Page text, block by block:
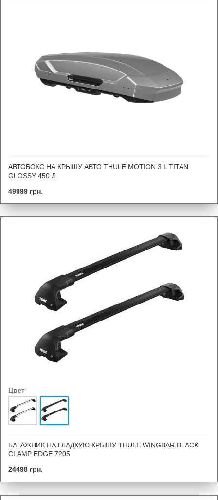
АВТОБОКС НА КРЫШУ АВТО THULE MOTION 3 L TITAN
GLOSSY 450 Л
49999 грн.
Цвет
БАГАЖНИК НА ГЛАДКУЮ КРЫШУ THULE WINGBAR BLACK
CLAMP EDGE 7205
24498 грн.